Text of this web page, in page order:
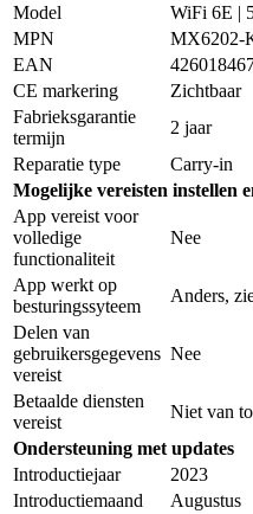
Model
WiFi 6E |
MPN
MX6202-
EAN
CE markering
Zichtbaar
Fabrieksgarantie
termijn
2 jaar
Reparatie type
Carry-in
Mogelijke vereisten instellen
App vereist voor
volledige
functionaliteit
Nee
App werkt op
besturingssyteem
Anders,
Delen van
gebruikersgegevens
vereist
Nee
Betaalde diensten
vereist
Niet van
Ondersteuning met updates
Introductiejaar
2023
Introductiemaand
Augustus